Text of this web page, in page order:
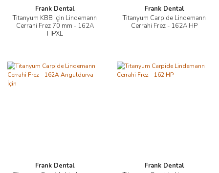
Frank Dental
Titanyum KBB için Lindemann
Cerrahi Frez 70 mm - 162A
HPXL
Frank Dental
Titanyum Carpide Lindemann
Cerrahi Frez - 162A HP
Frank Dental
Frank Dental